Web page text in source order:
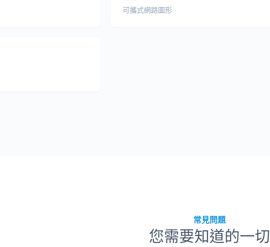
可攜式網路圖形
常見問題
您需要知道的一切